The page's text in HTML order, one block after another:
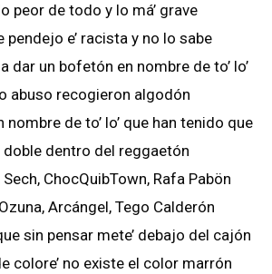
peor de todo y lo má’ grave
pendejo e’ racista y no lo sabe
dar un bofetón en nombre de to’ lo’
abuso recogieron algodón
de to’ lo’ que han tenido que
doble dentro del reggaetón
ChocQuibTown, Rafa Pabön
Arcángel, Tego Calderón
sin pensar mete’ debajo del cajón
colore’ no existe el color marrón